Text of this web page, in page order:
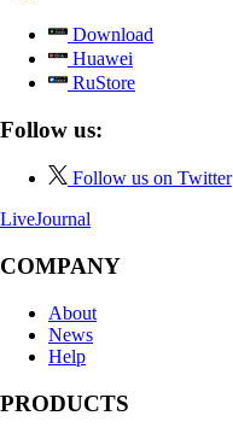
Download
Huawei
RuStore
Follow us:
Follow us on Twitter
LiveJournal
COMPANY
About
News
Help
PRODUCTS